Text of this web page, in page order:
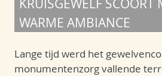
KRUISGEWELF SCOORT
WARME AMBIANCE
Lange tijd werd het
monumentenzorg vallende